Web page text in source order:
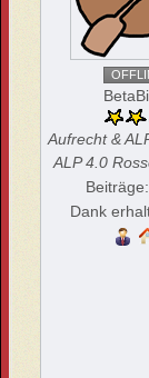
Aufrecht &
ALP 4.0
Dank